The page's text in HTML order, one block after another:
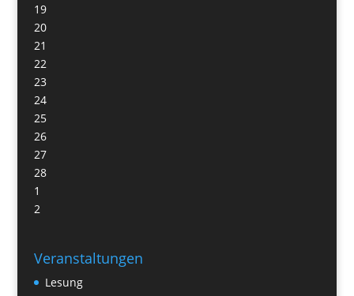
19
20
21
22
23
24
25
26
27
28
1
2
Veranstaltungen
Lesung